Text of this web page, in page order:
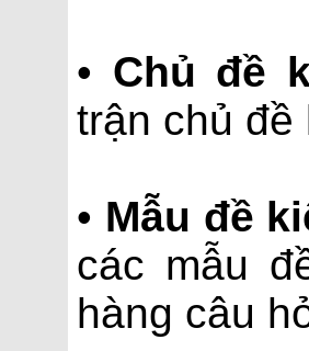
• Chủ đề
trận chủ đề
• Mẫu đề
các mẫu
hàng câu